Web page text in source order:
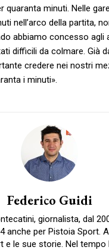
quaranta minuti. Nelle
nell’arco della partita,
abbiamo concesso agli
difficili da colmare. Già
credere nei nostri
i minuti».
Federico Guidi
giornalista, dal
anche per Pistoia Sport.
e le sue storie. Nel tempo